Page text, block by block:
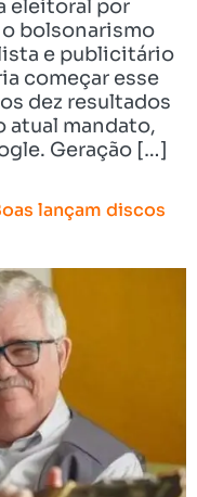
eleitoral por
o bolsonarismo
e publicitário
começar esse
dez resultados
atual mandato,
Geração […]
lançam discos